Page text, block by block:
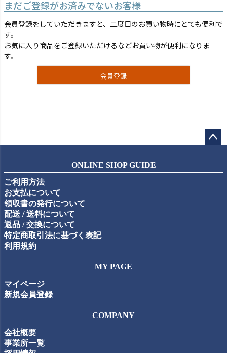
まだご登録がお済みでないお客様
会員登録をしていただきますと、二度目のお買い物時にとても便利で
す。
お気に入り商品をご登録いただけるなどお買い物が便利になりま
す。
会員登録
ップ
ONLINE SHOP GUIDE
ご利用方法
お支払について
領収書の発行について
配送 / 送料について
返品 / 交換について
特定商取引法に基づく表記
利用規約
MY PAGE
マイページ
新規会員登録
COMPANY
会社概要
事業所一覧